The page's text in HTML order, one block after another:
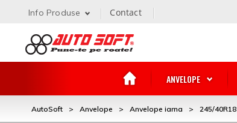
ANVELOPE
Info Produse Contact
AutoSoft > Anvelope > Anvelope iarna > 245/40R18